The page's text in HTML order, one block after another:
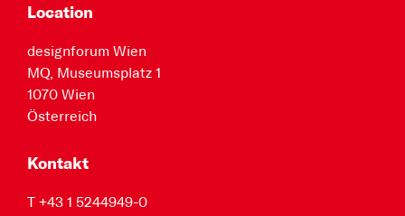
Location
designforum Wien
MQ, Museumsplatz 1
1070 Wien
Österreich
Kontakt
T +43 1 5244949-0